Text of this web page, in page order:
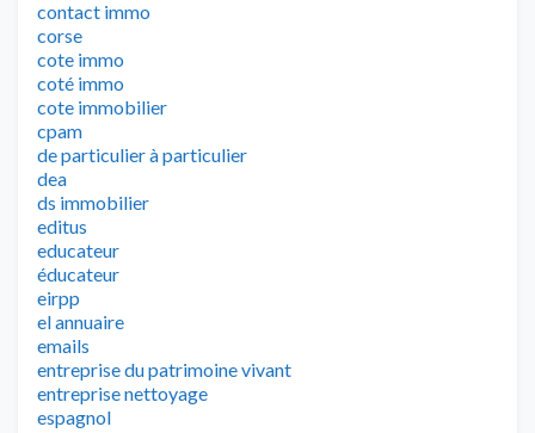
contact immo
corse
cote immo
coté immo
cote immobilier
cpam
de particulier à particulier
dea
ds immobilier
editus
educateur
éducateur
eirpp
el annuaire
emails
entreprise du patrimoine vivant
entreprise nettoyage
espagnol